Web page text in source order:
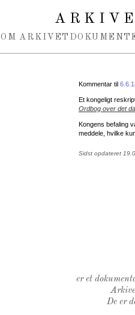
OM ARKIVET
Kommentar til
Et kongeligt
Ordbog over det
Kongens befaling
meddele, hvilke
Sidst opdateret
er et
De er